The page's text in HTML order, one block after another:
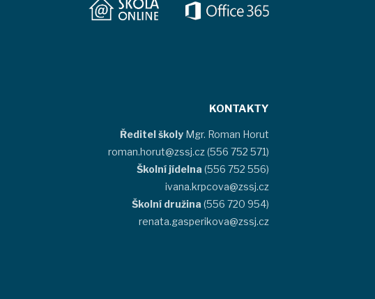
KONTAKTY
Ředitel školy Mgr. Roman Horut
roman.horut@zssj.cz (556 752 571)
Školní jídelna (556 752 556)
ivana.krpcova@zssj.cz
Školní družina (556 720 954)
renata.gasperikova@zssj.cz